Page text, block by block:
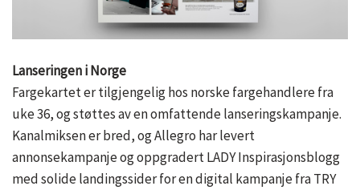
Lanseringen i Norge
Fargekartet er tilgjengelig hos norske fargehandlere fra
uke 36, og støttes av en omfattende lanseringskampanje.
Kanalmiksen er bred, og Allegro har levert
annonsekampanje og oppgradert LADY Inspirasjonsblogg
med solide landingssider for en digital kampanje fra TRY